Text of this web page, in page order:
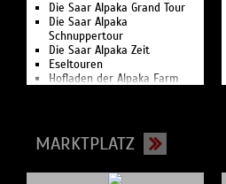
Die Saar Alpaka Grand Tour
Die Saar Alpaka
Schnuppertour
Die Saar Alpaka Zeit
Eseltouren
Hofladen der Alpaka Farm
Wanderungen und Erlebnisse
mit den Saar Alpakas und
Die erste Lama- und
MARKTPLATZ